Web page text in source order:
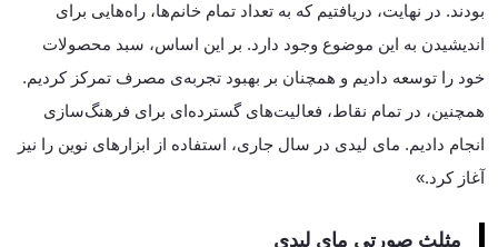
بودند. در نهایت، دریافتیم که به تعداد تمام خانم‌ها، راه‌هایی برای
اندیشیدن به این موضوع وجود دارد. بر این اساس، سبد محصولات
خود را توسعه دادیم و همچنان بر بهبود تجربه‌ی مصرف تمرکز کردیم.
همچنین، در تمام نقاط، فعالیت‌های گسترده‌ای برای فرهنگ‌سازی
انجام دادیم. مای لیدی در سال جاری، استفاده از ابزارهای نوین را نیز
آغاز کرد.»
مثلث صورتی مای لیدی